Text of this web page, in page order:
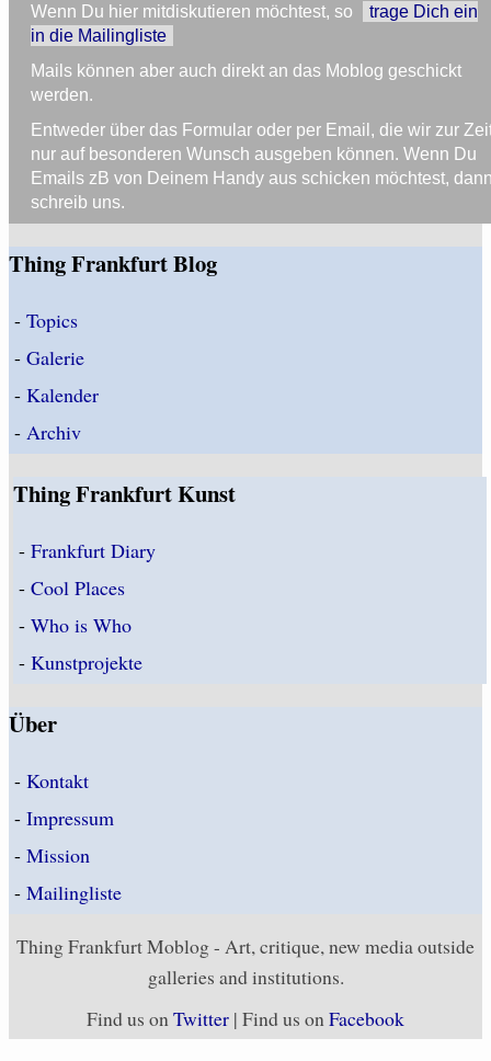
Wenn Du hier mitdiskutieren möchtest, so
trage Dich ein
in die Mailingliste
Mails können aber auch direkt an das Moblog geschickt
werden.
Entweder über das Formular oder per Email, die wir zur
nur auf besonderen Wunsch ausgeben können. Wenn Du
Emails zB von Deinem Handy aus schicken möchtest,
schreib uns.
Thing Frankfurt Blog
- Topics
- Galerie
- Kalender
- Archiv
Thing Frankfurt Kunst
-Frankfurt Diary
-Cool Places
-Who is Who
-Kunstprojekte
Über
- Kontakt
- Impressum
- Mission
- Mailingliste
Thing Frankfurt Moblog - Art, critique, new media outside
galleries and institutions.
Find us onTwitter | Find us onFacebook